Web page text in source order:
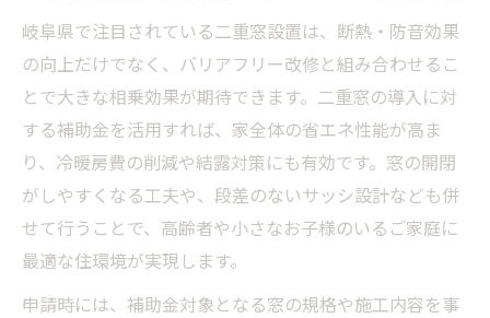
岐阜県で注目されている二重窓設置は、断熱・防音効果
の向上だけでなく、バリアフリー改修と組み合わせるこ
とで大きな相乗効果が期待できます。二重窓の導入に対
する補助金を活用すれば、家全体の省エネ性能が高ま
り、冷暖房費の削減や結露対策にも有効です。窓の開閉
がしやすくなる工夫や、段差のないサッシ設計なども併
せて行うことで、高齢者や小さなお子様のいるご家庭に
最適な住環境が実現します。
申請時には、補助金対象となる窓の規格や施工内容を事